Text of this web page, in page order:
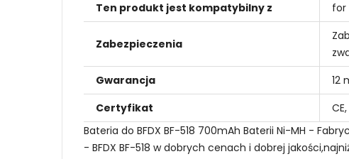
Ten produkt jest kompatybilny z
for
Zabezpieczenia
Gwarancja
12
Certyfikat
Bateria do BFDX BF-518 700mAh Baterii Ni-MH -
- BFDX BF-518 w dobrych cenach i dobrej